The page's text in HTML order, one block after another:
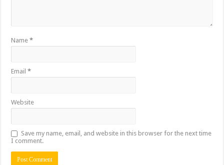
Name*
Email*
Website
Save my name, email, and website in this browser for the next time
I comment.